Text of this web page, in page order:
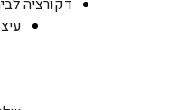
דקורציה